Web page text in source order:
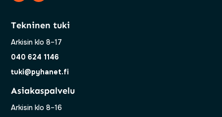
Tekninen tuki
Arkisin klo 8–17
040 624 1146
tuki@pyhanet.fi
Asiakaspalvelu
Arkisin klo 8–16